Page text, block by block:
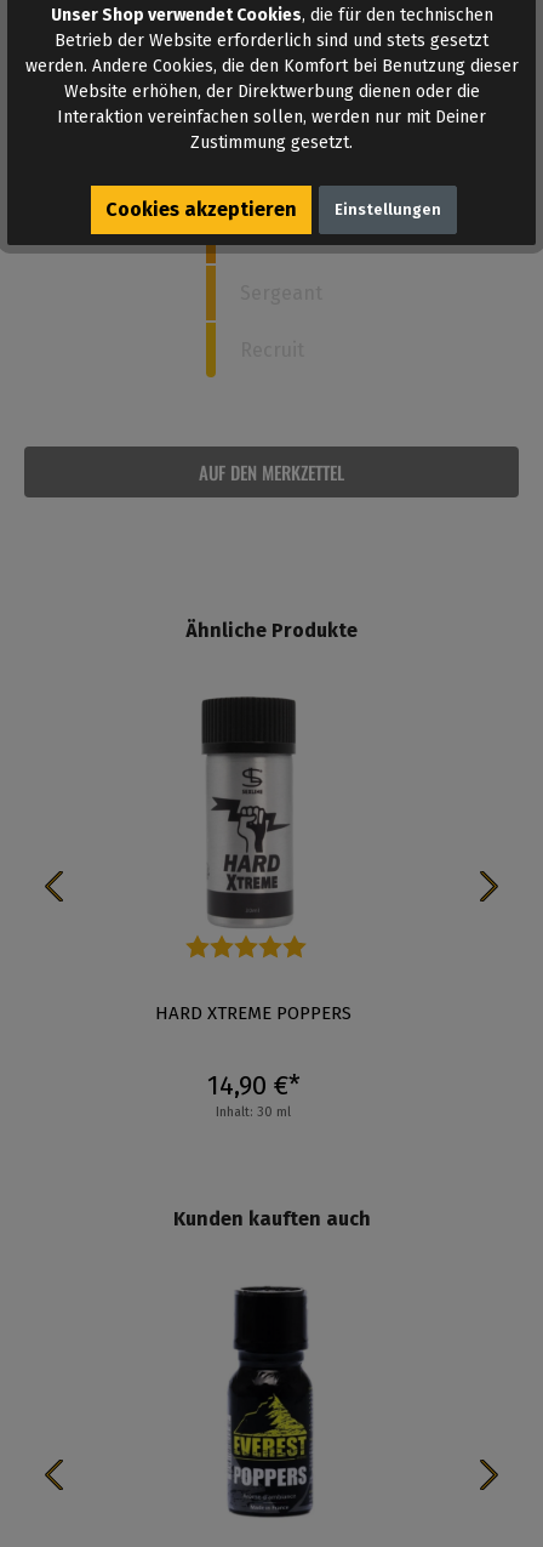
Wie stark ist dieses Poppers?
5 Admiral
Commander
AUF DEN MERKZETTEL
Ähnliche Produkte
HARD XTREME POPPERS
14,90 €*
Inhalt: 30 ml
Kunden kauften auch
Unser Shop verwendet Cookies, die für den technischen
Betrieb der Website erforderlich sind und stets gesetzt
werden. Andere Cookies, die den Komfort bei Benutzung dieser
Website erhöhen, der Direktwerbung dienen oder die
Interaktion vereinfachen sollen, werden nur mit Deiner
Zustimmung gesetzt.
Cookies akzeptieren Einstellungen